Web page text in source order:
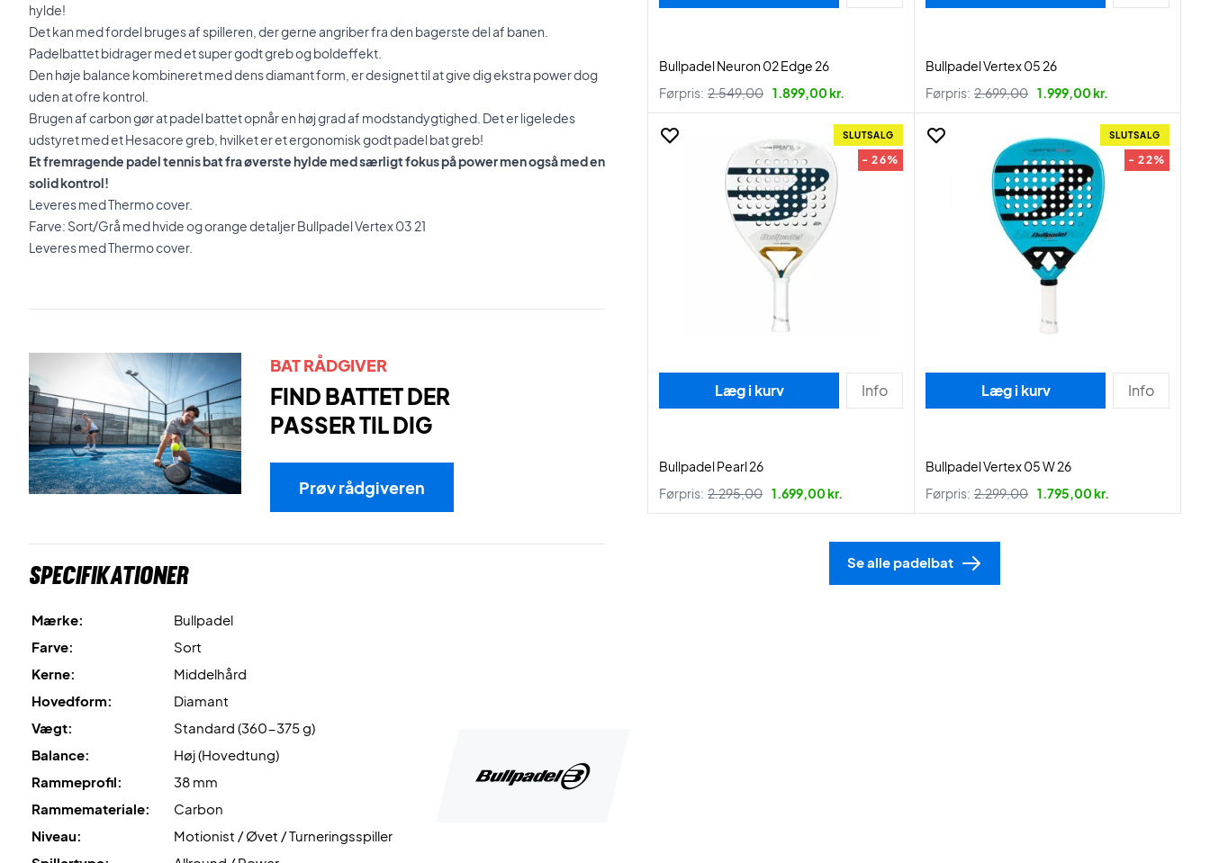
hylde!
Det kan med fordel bruges af spilleren, der gerne angriber fra den bagerste del af banen.
Padelbattet bidrager med et super godt greb og boldeffekt.
Den høje balance kombineret med dens diamant form, er designet til at give dig ekstra power dog
uden at ofre kontrol.
Brugen af carbon gør at padel battet opnår en høj grad af modstandygtighed. Det er ligeledes
udstyret med et Hesacore greb, hvilket er et ergonomisk godt padel bat greb!
Et fremragende padel tennis bat fra øverste hylde med særligt fokus på power men også med en
solid kontrol!
Leveres med Thermo cover.
Farve: Sort/Grå med hvide og orange detaljer Bullpadel Vertex 03 21
Leveres med Thermo cover.
BAT RÅDGIVER
FIND BATTET DER
PASSER TIL DIG
Prøv rådgiveren
Specifikationer
Mærke:
Bullpadel
Farve:
Sort
Kerne:
Middelhård
Hovedform:
Diamant
Vægt:
Standard (360-375 g)
Balance:
Høj (Hovedtung)
Rammeprofil:
38 mm
Rammemateriale:
Carbon
Niveau:
Motionist / Øvet / Turneringsspiller
Bullpadel Neuron 02 Edge 26
Førpris: 2.549,00 1.899,00 kr.
Bullpadel Vertex 05 26
Førpris: 2.699,00 1.999,00 kr.
SLUTSALG
- 26%
Læg i kurv Info
Bullpadel Pearl 26
Førpris: 2.295,00 1.699,00 kr.
SLUTSALG
- 22%
Læg i kurv Info
Bullpadel Vertex 05 W 26
Førpris: 2.299,00 1.795,00 kr.
Se alle padelbat